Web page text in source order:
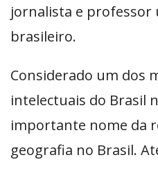
jornalista e professor
brasileiro.
Considerado um dos
intelectuais do Brasil
importante nome da
geografia no Brasil.